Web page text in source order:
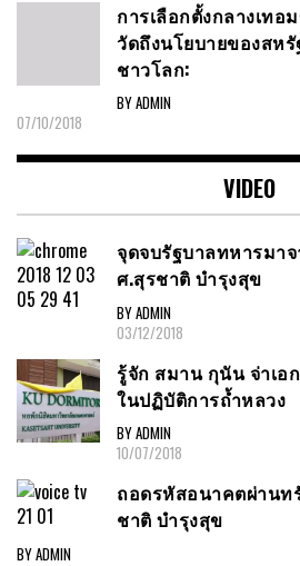
การเลือกตั้งกลางเทอ
วัดถึงนโยบายของสห
ชาวโลก:
BY ADMIN
07/10/2018
VIDEO
จุดจบรัฐบาลทหารมา
ศ.สุรชาติ บำรุงสุข
BY ADMIN
03/12/2018
รู้จัก สมาน กุนัน จ่าเ
ในปฏิบัติการถ้ำหลวง
BY ADMIN
10/07/2018
ถอดรหัสอนาคตผ่าน
ชาติ บำรุงสุข
BY ADMIN